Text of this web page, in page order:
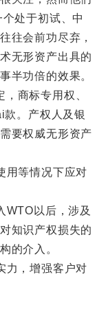
处于初试、中
往会前功尽弃，
无形资产出具的
半功倍的效果。
商标专用权、
。产权人及银
要权威无形资产
等情况下应对
以后，涉及
知识产权损失的
的介入。
，增强客户对